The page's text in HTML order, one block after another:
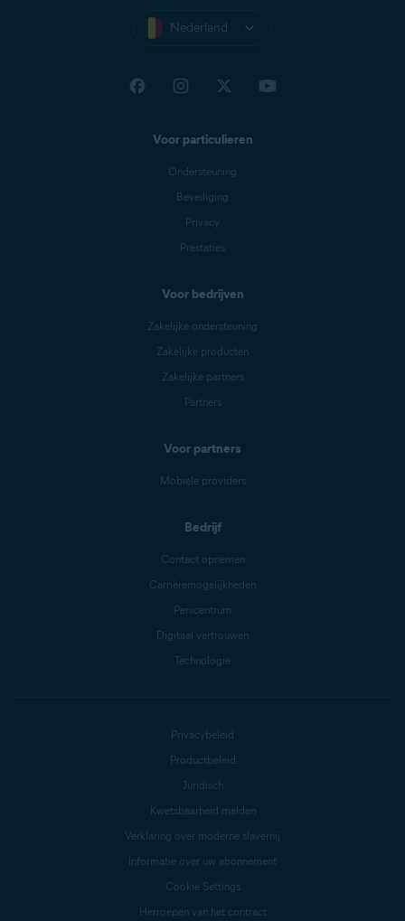
Nederland
Voor particulieren
Ondersteuning
Beveiliging
Privacy
Prestaties
Voor bedrijven
Zakelijke ondersteuning
Zakelijke producten
Zakelijke partners
Partners
Voor partners
Mobiele providers
Bedrijf
Contact opnemen
Carrièremogelijkheden
Perscentrum
Digitaal vertrouwen
Technologie
Privacybeleid
Productbeleid
Juridisch
Kwetsbaarheid melden
Verklaring over moderne slavernij
Informatie over uw abonnement
Cookie Settings
Herroepen van het contract